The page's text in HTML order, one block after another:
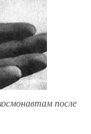
после